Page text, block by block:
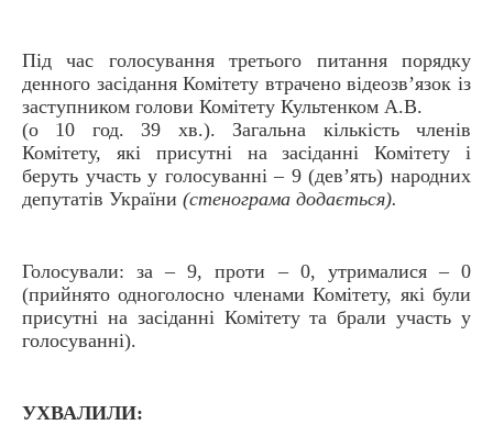
Під час голосування третього питання порядку
денного засідання Комітету втрачено відеозв’язок із
заступником голови Комітету Культенком А.В.
(о 10 год. 39 хв.). Загальна кількість членів
Комітету, які присутні на засіданні Комітету і
беруть участь у голосуванні – 9 (дев’ять) народних
депутатів України (стенограма додається).
Голосували: за – 9, проти – 0, утрималися – 0
(прийнято одноголосно членами Комітету, які були
присутні на засіданні Комітету та брали участь у
голосуванні).
УХВАЛИЛИ: